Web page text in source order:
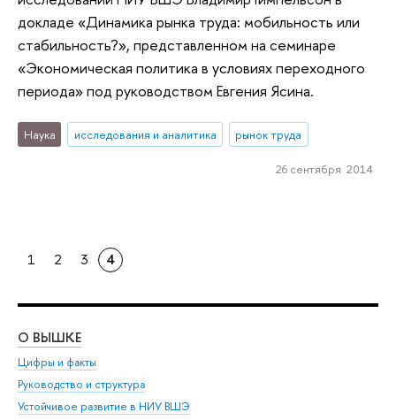
докладе «Динамика рынка труда: мобильность или
стабильность?», представленном на семинаре
«Экономическая политика в условиях переходного
периода» под руководством Евгения Ясина.
Наука исследования и аналитика рынок труда
26 сентября 2014
1 2 3 4
О ВЫШКЕ
Цифры и факты
Руководство и структура
Устойчивое развитие в НИУ ВШЭ